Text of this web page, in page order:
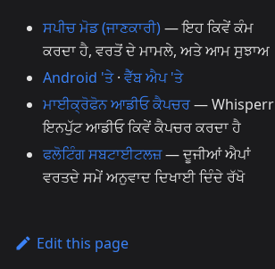
ਸਪੀਚ ਮੋਡ (ਜਾਣਕਾਰੀ)— ਇਹ ਕਿਵੇਂ ਕੰਮ
ਕਰਦਾ ਹੈ, ਵਰਤੋਂ ਦੇ ਮਾਮਲੇ, ਅਤੇ ਆਮ ਸੁਝਾਅ
Android 'ਤੇ· ਵੈੱਬ ਐਪ 'ਤੇ
ਮਾਈਕ੍ਰੋਫੋਨ ਆਡੀਓ ਕੈਪਚਰ— Whisperr
ਇਨਪੁੱਟ ਆਡੀਓ ਕਿਵੇਂ ਕੈਪਚਰ ਕਰਦਾ ਹੈ
ਫਲੋਟਿੰਗ ਸਬਟਾਈਟਲਜ਼— ਦੂਜੀਆਂ ਐਪਾਂ
ਵਰਤਦੇ ਸਮੇਂ ਅਨੁਵਾਦ ਦਿਖਾਈ ਦਿੰਦੇ ਰੱਖੋ
Edit this page